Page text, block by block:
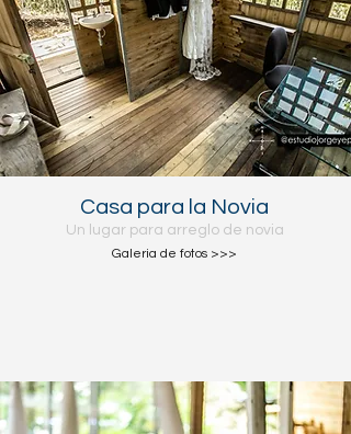
Casa para la Novia
Un lugar para arreglo de novia
Galeria de fotos >>>